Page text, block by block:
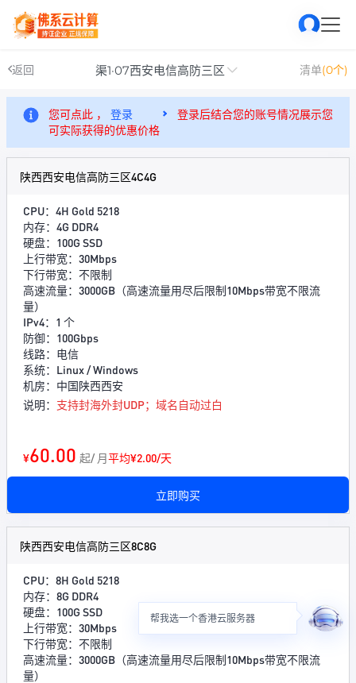
返回 渠1·07西安电信高防三区 清单(0个)
您可点此 ， 登录
登录后结合您的账号情况展示您
可实际获得的优惠价格
陕西西安电信高防三区4C4G
CPU：4H Gold 5218
内存：4G DDR4
硬盘：100G SSD
上行带宽：30Mbps
下行带宽：不限制
高速流量：3000GB（高速流量用尽后限制10Mbps带宽不限流
量）
IPv4：1 个
防御：100Gbps
线路：电信
系统：Linux / Windows
机房：中国陕西西安
说明： 支持封海外封UDP；域名自动过白
¥60.00 起/ 月平均¥2.00/天
立即购买
陕西西安电信高防三区8C8G
CPU：8H Gold 5218
内存：8G DDR4
硬盘：100G SSD
上行带宽：30Mbps
下行带宽：不限制
高速流量：3000GB（高速流量用尽后限制10Mbps带宽不限流
量）
帮我选一个香港云服务器